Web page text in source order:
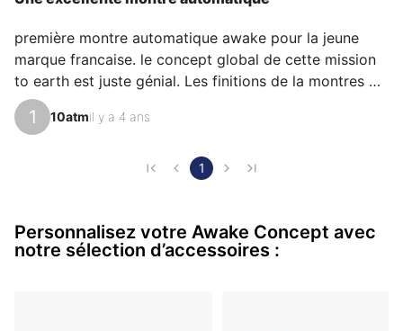
première montre automatique awake pour la jeune
marque francaise. le concept global de cette mission
to earth est juste génial. Les finitions de la montres
sont excellentes avec une mention spéciale pour le
bracelet et sa magnifique boucle ardillon !
une prouesse technique mais également un grande
1 10atmil y a 4 ans
1
Personnalisez votre Awake Concept avec
notre sélection d’accessoires :